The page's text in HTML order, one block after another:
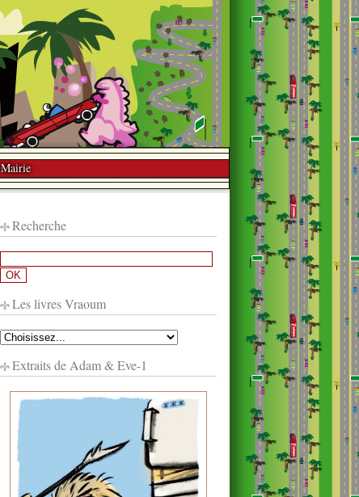
Mairie
Recherche
Les livres Vraoum
Extraits de Adam & Eve-1